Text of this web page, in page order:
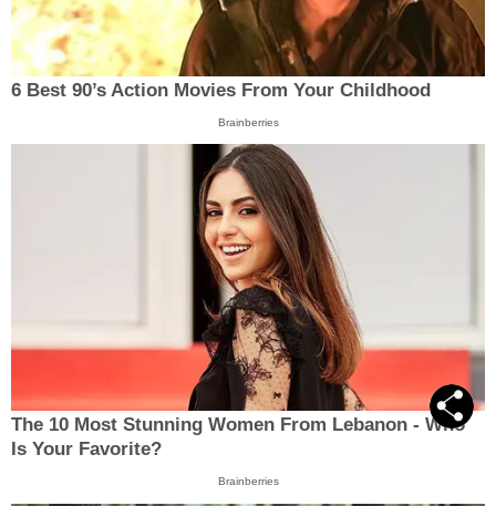
6 Best 90’s Action Movies From Your Childhood
Brainberries
The 10 Most Stunning Women From Lebanon - Who
Is Your Favorite?
Brainberries